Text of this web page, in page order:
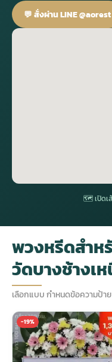
ดอกไม้หน้าโลง
ดอกไม้งานศพ ส่งด่วน
ดอกไม้งานศพ ปากคลองต
ร้านดอกไม้งานศพ ใกล้ฉัน
ดอกไม้งานศพ ราคาถูก
พวงหรีดปทุม
พวงหรีดดอกไม้สด
สั่งพวงหรีด ออนไลน์
ส่งพวงหรีด ด่วน กรุงเทพ
ร้านพวงหรีด กรุงเทพ ส่
น้าเมรุ ราคา
ม้หน้าเมรุ
มรุ ออนไลน์
มรุ ส่งด่วน
น้าเมรุ กรุงเทพ
ดอกไม้งานแต่ง
สั่งพวงหรีดพัดลม
ค่าใช้จ่ายจัดงานศพ
💬 สั่งผ่าน LINE @aorest
🗺 เปิดเ
พวงหรีดสำห
วัดบางช้างเ
เลือกแบบ กำหนดข้อความป้า
-19%